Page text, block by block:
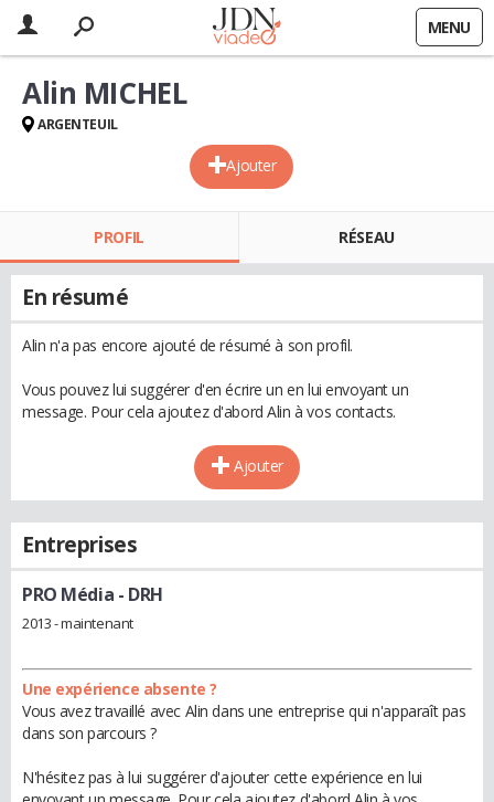
MENU
Ajouter
Alin MICHEL
ARGENTEUIL
PROFIL RÉSEAU
En résumé
Alin n'a pas encore ajouté de résumé à son profil.
Vous pouvez lui suggérer d'en écrire un en lui envoyant un
message. Pour cela ajoutez d'abord Alin à vos contacts.
Ajouter
Entreprises
PRO Média - DRH
2013 - maintenant
Une expérience absente ?
Vous avez travaillé avec Alin dans une entreprise qui n'apparaît pas
dans son parcours ?
N'hésitez pas à lui suggérer d'ajouter cette expérience en lui